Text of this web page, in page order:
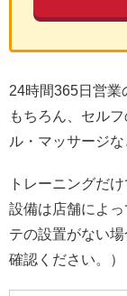
24時間365日営業
もちろん、セル
ル・マッサージ
トレーニングだ
設備は店舗によ
テの設置がない
確認ください。）